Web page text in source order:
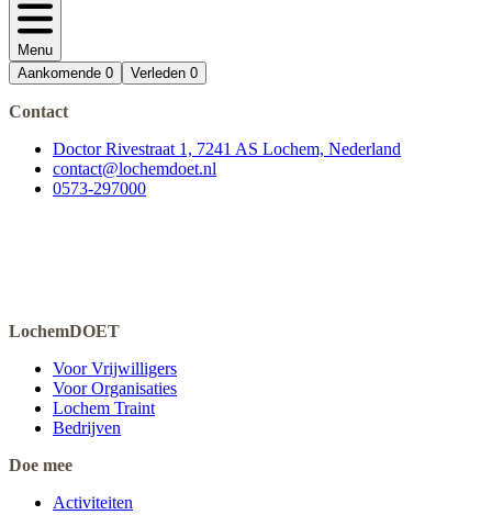
Menu
Aankomende 0 Verleden 0
Contact
Doctor Rivestraat 1, 7241 AS Lochem, Nederland
contact@lochemdoet.nl
0573-297000
LochemDOET
Voor Vrijwilligers
Voor Organisaties
Lochem Traint
Bedrijven
Doe mee
Activiteiten